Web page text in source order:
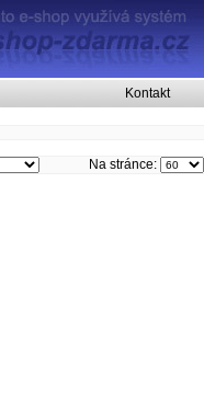
Kontakt
Na stránce: